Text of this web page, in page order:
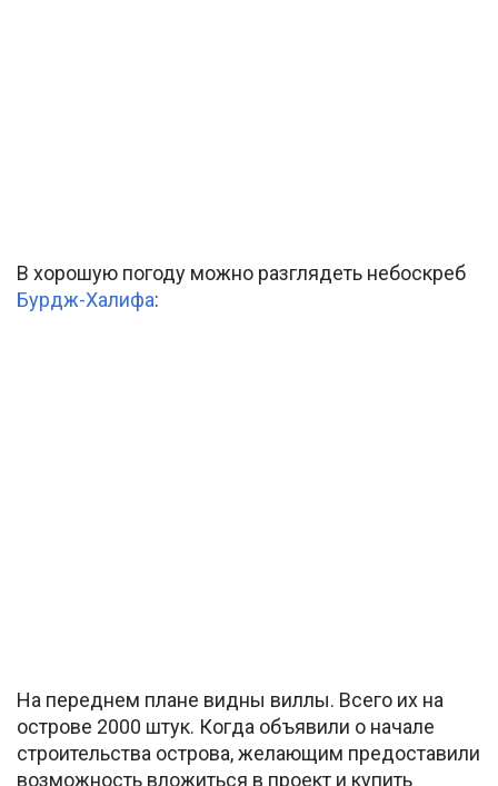
В хорошую погоду можно разглядеть небоскреб
Бурдж-Халифа:
На переднем плане видны виллы. Всего их на
острове 2000 штук. Когда объявили о начале
строительства острова, желающим предоставили
возможность вложиться в проект и купить